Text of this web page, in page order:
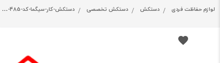
لوازم حفاظت فردی دستکش دستکش تخصصی دستکش-کار-سیگما-کد-485-یک-کارتن-(180-جفتی)